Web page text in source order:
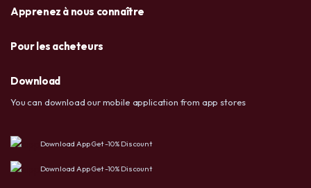
Apprenez à nous connaître
Pour les acheteurs
Download
You can download our mobile application from app stores
Download App Get -10% Discount
Download App Get -10% Discount